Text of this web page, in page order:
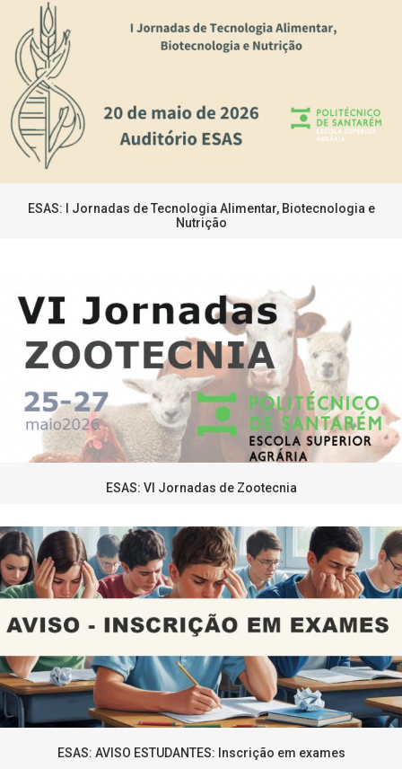
ESAS: I Jornadas de Tecnologia Alimentar, Biotecnologia e
Nutrição
ESAS: VI Jornadas de Zootecnia
ESAS: AVISO ESTUDANTES: Inscrição em exames